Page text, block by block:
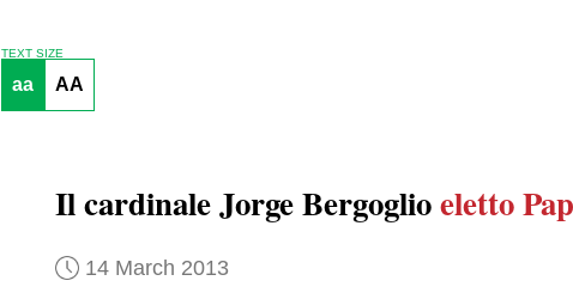
TEXT SIZE
aa AA
Il cardinale Jorge Bergoglioeletto
14 March 2013